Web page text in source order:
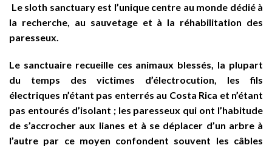
Le sloth sanctuary est l’unique centre au monde dédié à
la recherche, au sauvetage et à la réhabilitation des
paresseux.
Le sanctuaire recueille ces animaux blessés, la plupart
du temps des victimes d’électrocution, les fils
électriques n’étant pas enterrés au Costa Rica et n’étant
pas entourés d’isolant ; les paresseux qui ont l’habitude
de s’accrocher aux lianes et à se déplacer d’un arbre à
l’autre par ce moyen confondent souvent les câbles